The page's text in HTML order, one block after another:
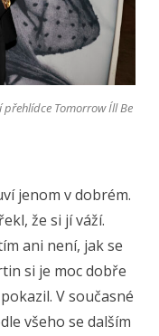
Tomorrow I´ll Be
jenom v dobrém.
že si jí váží.
ani není, jak se
si je moc dobře
V současné
všeho se dalším